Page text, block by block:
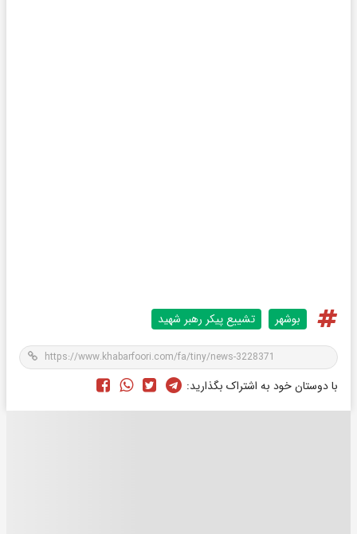
بوشهر تشییع پیکر رهبر شهید
با دوستان خود به اشتراک بگذارید: